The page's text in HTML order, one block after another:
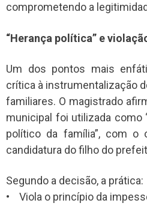
comprometendo a
“Herança política” e
Um dos pontos mais
crítica à instrumentalização
familiares. O magistrado
municipal foi utilizada como
político da família”, com o
candidatura do filho do
Segundo a decisão, a prática:
• Viola o princípio da